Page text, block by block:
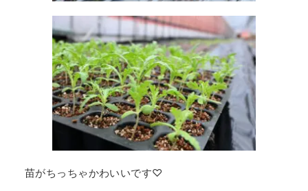
苗がちっちゃかわいいです♡